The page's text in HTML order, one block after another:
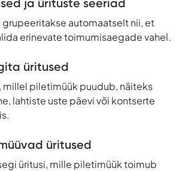
grupeeritakse automaatselt nii, et
erinevate toimumisaegade vahel.
üritused
millel piletimüük puudub, näiteks
lahtiste uste päevi või kontserte
üritused
üritusi, mille piletimüük toimub